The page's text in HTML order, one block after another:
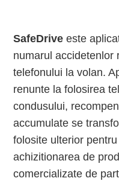
SafeDrive este
numarul accidetenlor
telefonului la volan.
renunte la folosirea
condusului,
accumulate se
folosite ulterior
achizitionarea de
comercializate de